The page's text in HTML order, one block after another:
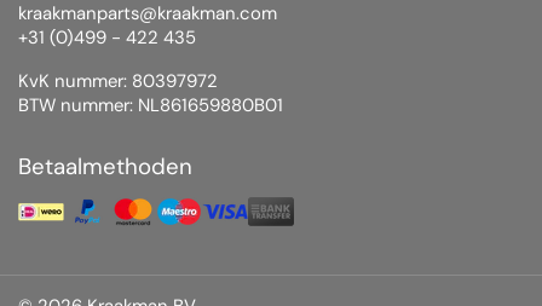
kraakmanparts@kraakman.com
+31 (0)499 - 422 435
KvK nummer: 80397972
BTW nummer: NL861659880B01
Betaalmethoden